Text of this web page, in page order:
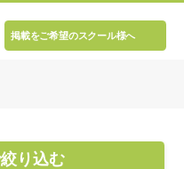
掲載をご希望のスクール様へ
り込む